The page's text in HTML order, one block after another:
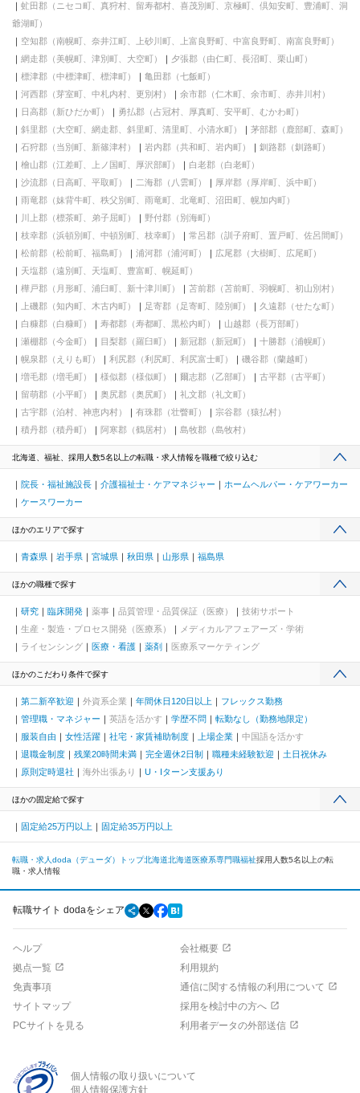
虻田郡（ニセコ町、真狩村、留寿都村、喜茂別町、京極町、倶知安町、豊浦町、洞
爺湖町）
空知郡（南幌町、奈井江町、上砂川町、上富良野町、中富良野町、南富良野町）
網走郡（美幌町、津別町、大空町）
夕張郡（由仁町、長沼町、栗山町）
標津郡（中標津町、標津町）
亀田郡（七飯町）
河西郡（芽室町、中札内村、更別村）
余市郡（仁木町、余市町、赤井川村）
日高郡（新ひだか町）
勇払郡（占冠村、厚真町、安平町、むかわ町）
斜里郡（大空町、網走郡、斜里町、清里町、小清水町）
茅部郡（鹿部町、森町）
石狩郡（当別町、新篠津村）
岩内郡（共和町、岩内町）
釧路郡（釧路町）
檜山郡（江差町、上ノ国町、厚沢部町）
白老郡（白老町）
沙流郡（日高町、平取町）
二海郡（八雲町）
厚岸郡（厚岸町、浜中町）
雨竜郡（妹背牛町、秩父別町、雨竜町、北竜町、沼田町、幌加内町）
川上郡（標茶町、弟子屈町）
野付郡（別海町）
枝幸郡（浜頓別町、中頓別町、枝幸町）
常呂郡（訓子府町、置戸町、佐呂間町）
松前郡（松前町、福島町）
浦河郡（浦河町）
広尾郡（大樹町、広尾町）
天塩郡（遠別町、天塩町、豊富町、幌延町）
樺戸郡（月形町、浦臼町、新十津川町）
苫前郡（苫前町、羽幌町、初山別村）
上磯郡（知内町、木古内町）
足寄郡（足寄町、陸別町）
久遠郡（せたな町）
白糠郡（白糠町）
寿都郡（寿都町、黒松内町）
山越郡（長万部町）
瀬棚郡（今金町）
目梨郡（羅臼町） 新冠郡（新冠町）
十勝郡（浦幌町）
幌泉郡（えりも町）
利尻郡（利尻町、利尻富士町）
磯谷郡（蘭越町）
増毛郡（増毛町）
様似郡（様似町） 爾志郡（乙部町）
古平郡（古平町）
留萌郡（小平町）
奥尻郡（奥尻町）
礼文郡（礼文町）
古宇郡（泊村、神恵内村）
有珠郡（壮瞥町）
宗谷郡（猿払村）
積丹郡（積丹町）
阿寒郡（鶴居村） 島牧郡（島牧村）
北海道、福祉、採用人数5名以上の転職・求人情報を職種で絞り込む
院長・福祉施設長 介護福祉士・ケアマネジャー
ホームヘルパー・ケアワーカー
ケースワーカー
ほかのエリアで探す
青森県 岩手県 宮城県 秋田県 山形県 福島県
ほかの職種で探す
研究 臨床開発 薬事 品質管理・品質保証（医療）
技術サポート
生産・製造・プロセス開発（医療系）
メディカルアフェアーズ・学術
ライセンシング
医療・看護 薬剤 医療系マーケティング
ほかのこだわり条件で探す
第二新卒歓迎 外資系企業 年間休日120日以上
フレックス勤務
管理職・マネジャー
英語を活かす 学歴不問
転勤なし（勤務地限定）
服装自由
女性活躍 社宅・家賃補助制度 上場企業
中国語を活かす
退職金制度
残業20時間未満 完全週休2日制 職種未経験歓迎
土日祝休み
原則定時退社
海外出張あり U・Iターン支援あり
ほかの固定給で探す
固定給25万円以上 固定給35万円以上
転職・求人doda（デューダ）トップ北海道北海道医療系専門職福祉採用人数5名以上の転
職・求人情報
転職サイト dodaをシェア
ヘルプ
会社概要
拠点一覧
利用規約
免責事項
通信に関する情報の利用について
サイトマップ
採用を検討中の方へ
PCサイトを見る
利用者データの外部送信
個人情報の取り扱いについて
個人情報保護方針